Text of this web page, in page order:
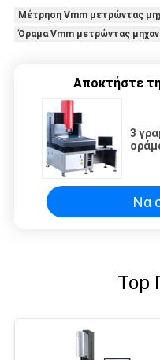
Μέτρηση Vmm μετρώντας
Όραμα Vmm μετρώντας
Αποκτήστε
3
Να
Top